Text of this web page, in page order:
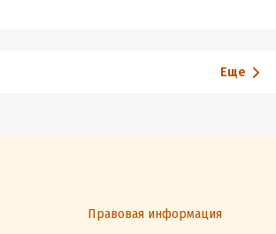
Еще
Правовая информация